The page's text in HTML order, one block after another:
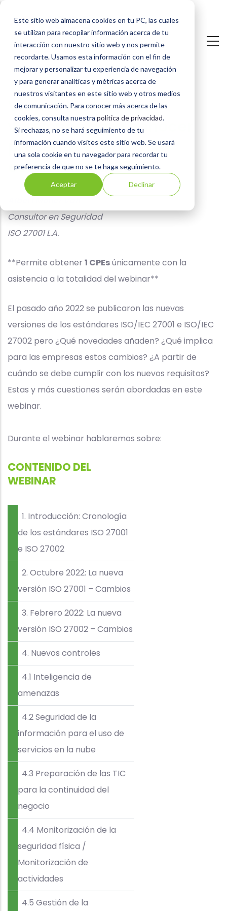
Este sitio web almacena cookies en tu PC, las cuales
se utilizan para recopilar información acerca de tu
interacción con nuestro sitio web y nos permite
recordarte. Usamos esta información con el fin de
mejorar y personalizar tu experiencia de navegación
y para generar analíticas y métricas acerca de
nuestros visitantes en este sitio web y otros medios
de comunicación. Para conocer más acerca de las
cookies, consulta nuestra política de privacidad.
Si rechazas, no se hará seguimiento de tu
información cuando visites este sitio web. Se usará
una sola cookie en tu navegador para recordar tu
preferencia de que no se te haga seguimiento.
Aceptar Declinar
Pasar
contenido
principal
Viaje a las nuevas
versiones para conocer
presente y futuro del
estándar ISO 27001
Consultor en Seguridad
ISO 27001 L.A.
**Permite obtener 1 CPEsúnicamente con la
asistencia a la totalidad del webinar**
El pasado año 2022 se publicaron las nuevas
versiones de los estándares ISO/IEC 27001 e ISO/IEC
27002 pero ¿Qué novedades añaden? ¿Qué implica
para las empresas estos cambios? ¿A partir de
cuándo se debe cumplir con los nuevos requisitos?
Estas y más cuestiones serán abordadas en este
webinar.
Durante el webinar hablaremos sobre:
CONTENIDO DEL
WEBINAR
1. Introducción: Cronología
de los estándares ISO 27001
e ISO 27002
2. Octubre 2022: La nueva
versión ISO 27001 – Cambios
3. Febrero 2022: La nueva
versión ISO 27002 – Cambios
4. Nuevos controles
4.1 Inteligencia de
amenazas
4.2 Seguridad de la
información para el uso de
servicios en la nube
4.3 Preparación de las TIC
para la continuidad del
negocio
4.4 Monitorización de la
seguridad física /
Monitorización de
actividades
4.5 Gestión de la